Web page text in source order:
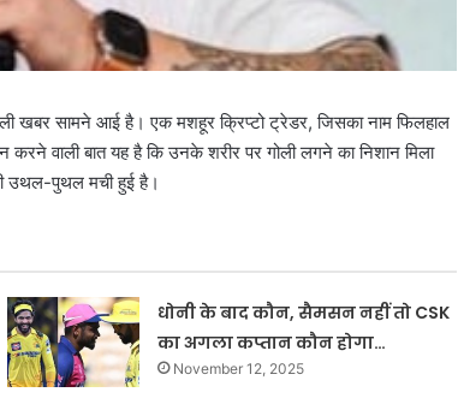
खबर सामने आई है। एक मशहूर क्रिप्टो ट्रेडर, जिसका नाम फिलहाल
करने वाली बात यह है कि उनके शरीर पर गोली लगने का निशान मिला
उथल-पुथल मची हुई है।
धोनी के बाद कौन, सैमसन नहीं तो CSK
का अगला कप्तान कौन होगा…
November 12, 2025